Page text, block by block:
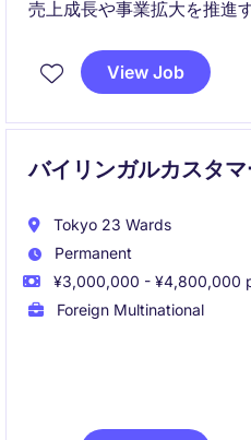
売上成長や事業拡大を推進
経営層の意思決定を支援し
アプローチで事業パフォー
View Job
バイリンガルカスタマ
Tokyo 23 Wards
Permanent
¥3,000,000 - ¥4,800,000
Foreign Multinational